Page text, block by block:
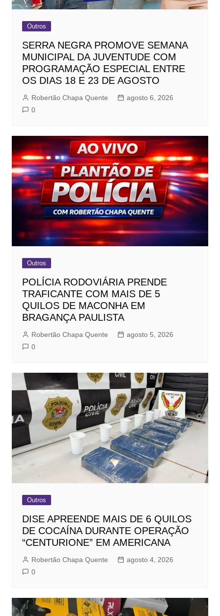
Outros
SERRA NEGRA PROMOVE SEMANA
MUNICIPAL DA JUVENTUDE COM
PROGRAMAÇÃO ESPECIAL ENTRE
OS DIAS 18 E 23 DE AGOSTO
Robertão Chapa Quente
agosto 6, 2026
0
Outros
POLÍCIA RODOVIÁRIA PRENDE
TRAFICANTE COM MAIS DE 5
QUILOS DE MACONHA EM
BRAGANÇA PAULISTA
Robertão Chapa Quente
agosto 5, 2026
0
Outros
DISE APREENDE MAIS DE 6 QUILOS
DE COCAÍNA DURANTE OPERAÇÃO
“CENTURIONE” EM AMERICANA
Robertão Chapa Quente
agosto 4, 2026
0